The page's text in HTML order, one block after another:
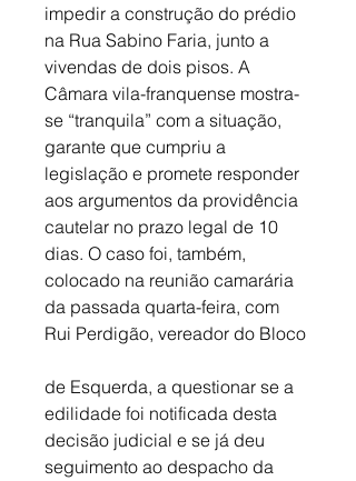
impedir a construção do prédio
na Rua Sabino Faria, junto a
vivendas de dois pisos. A
Câmara vila-franquense mostra-
se “tranquila” com a situação,
garante que cumpriu a
legislação e promete responder
aos argumentos da providência
cautelar no prazo legal de 10
dias. O caso foi, também,
colocado na reunião camarária
da passada quarta-feira, com
Rui Perdigão, vereador do Bloco
de Esquerda, a questionar se a
edilidade foi notificada desta
decisão judicial e se já deu
seguimento ao despacho da